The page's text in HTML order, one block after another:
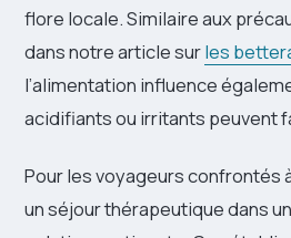
flore locale. Similaire aux
dans notre article surles
l’alimentation influence
acidifiants ou irritants peuvent
Pour les voyageurs
un séjour thérapeutique dans